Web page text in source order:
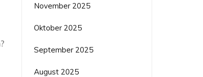
November 2025
Oktober 2025
September 2025
August 2025